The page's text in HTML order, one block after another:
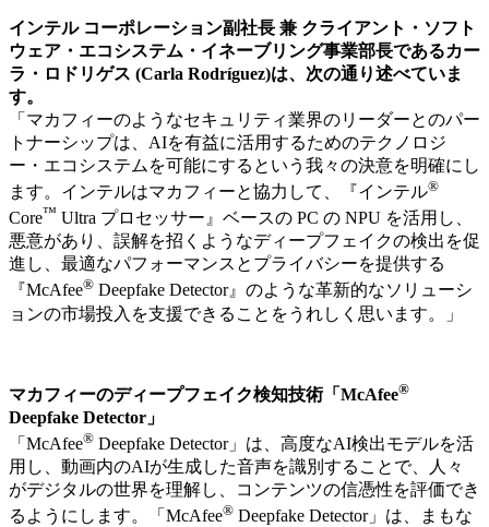
インテル コーポレーション副社長 兼 クライアント・ソフト
ウェア・エコシステム・イネーブリング事業部長であるカー
ラ・ロドリゲス (Carla Rodríguez)は、次の通り述べていま
す。
「マカフィーのようなセキュリティ業界のリーダーとのパー
トナーシップは、AIを有益に活用するためのテクノロジ
ー・エコシステムを可能にするという我々の決意を明確にし
ます。インテルはマカフィーと協力して、『インテル®
Core™ Ultra プロセッサー』ベースの PC の NPU を活用し、
悪意があり、誤解を招くようなディープフェイクの検出を促
進し、最適なパフォーマンスとプライバシーを提供する
『McAfee® Deepfake Detector』のような革新的なソリューシ
ョンの市場投入を支援できることをうれしく思います。」
マカフィーのディープフェイク検知技術「McAfee®
Deepfake Detector」
「McAfee® Deepfake Detector」は、高度なAI検出モデルを活
用し、動画内のAIが生成した音声を識別することで、人々
がデジタルの世界を理解し、コンテンツの信憑性を評価でき
るようにします。「McAfee® Deepfake Detector」は、まもな